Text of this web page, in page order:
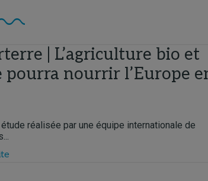
| L’agriculture bio et
pourra nourrir l’Europe
réalisée par une équipe internationale de